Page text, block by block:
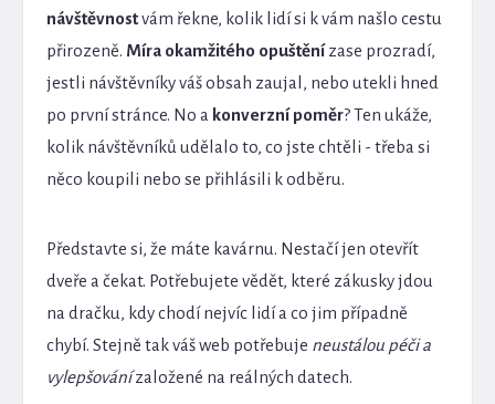
návštěvnostvám řekne, kolik lidí si k vám našlo cestu
přirozeně. Míra okamžitého opuštěnízase prozradí,
jestli návštěvníky váš obsah zaujal, nebo utekli hned
po první stránce. No a konverzní poměr? Ten ukáže,
kolik návštěvníků udělalo to, co jste chtěli - třeba si
něco koupili nebo se přihlásili k odběru.
Představte si, že máte kavárnu. Nestačí jen otevřít
dveře a čekat. Potřebujete vědět, které zákusky jdou
na dračku, kdy chodí nejvíc lidí a co jim případně
chybí. Stejně tak váš web potřebuje neustálou péči a
vylepšovánízaložené na reálných datech.